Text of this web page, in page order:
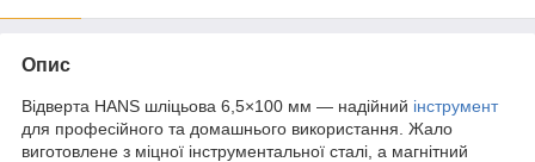
Опис
Відверта HANS шліцьова 6,5×100 мм — надійний інструмент
для професійного та домашнього використання. Жало
виготовлене з міцної інструментальної сталі, а магнітний